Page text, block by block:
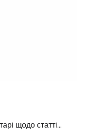
щодо статті...